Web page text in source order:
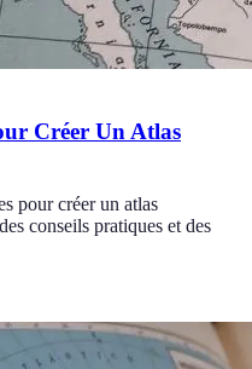
Créer Un Atlas
pour créer un atlas
conseils pratiques et des